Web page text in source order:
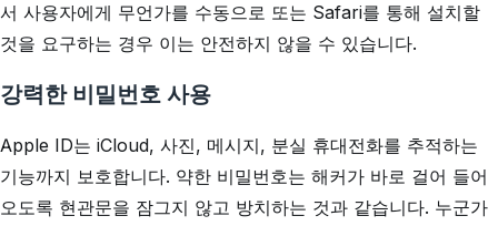
서 사용자에게 무언가를 수동으로 또는 Safari를 통해 설치할
것을 요구하는 경우 이는 안전하지 않을 수 있습니다.
강력한 비밀번호 사용
Apple ID는 iCloud, 사진, 메시지, 분실 휴대전화를 추적하는
기능까지 보호합니다. 약한 비밀번호는 해커가 바로 걸어 들어
오도록 현관문을 잠그지 않고 방치하는 것과 같습니다. 누군가